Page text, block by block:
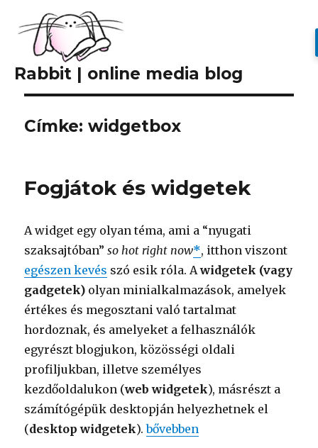
Rabbit | online media blog
Címke: widgetbox
Fogjátok és widgetek
A widget egy olyan téma, ami a “nyugati
szaksajtóban”so hot right now*, itthon viszont
egészen kevés szó esik róla. Awidgetek (vagy
gadgetek) olyan minialkalmazások, amelyek
értékes és megosztani való tartalmat
hordoznak, és amelyeket a felhasználók
egyrészt blogjukon, közösségi oldali
profiljukban, illetve személyes
kezdőoldalukon (web widgetek), másrészt a
számítógépük desktopján helyezhetnek el
(desktop widgetek).“Fogjátok és widgetek”
bővebben